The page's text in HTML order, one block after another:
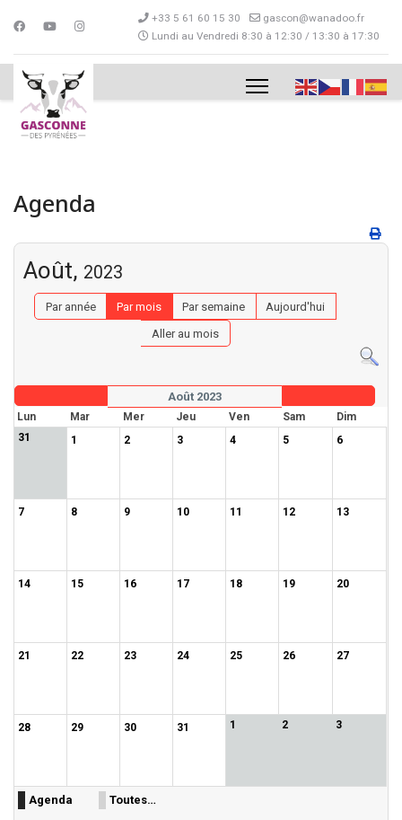
+33 5 61 60 15 30
gascon@wanadoo.fr
Lundi au Vendredi 8:30 à 12:30 / 13:30 à 17:30
Agenda
Août, 2023
Par année Par mois Par semaine
Aujourd'hui
Aller au mois
Août 2023
Lun Mar Mer Jeu Ven Sam
Dim
31
1 2 3 4 5 6
7 8 9 10 11 12 13
14 15 16 17 18 19 20
21 22 23 24 25 26 27
28 29 30 31 1 2 3
Agenda Toutes…